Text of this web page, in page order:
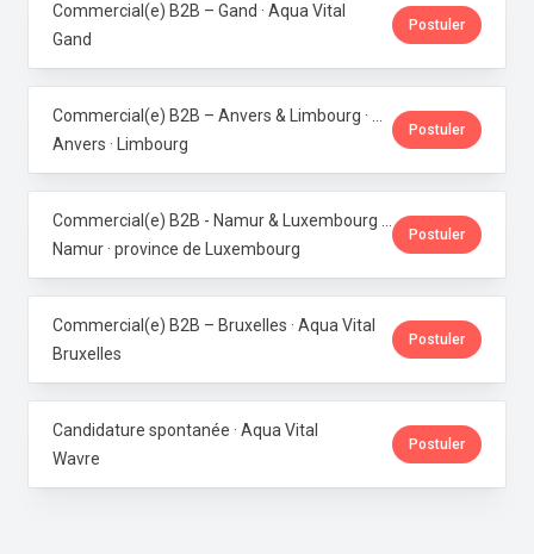
Commercial(e) B2B – Gand · Aqua Vital
Gand
Postuler
Anvers · Limbourg
Postuler
Namur · province de Luxembourg
Postuler
Commercial(e) B2B – Bruxelles · Aqua Vital
Bruxelles
Postuler
Candidature spontanée · Aqua Vital
Wavre
Postuler